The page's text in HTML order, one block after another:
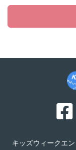
キッズウィークエ